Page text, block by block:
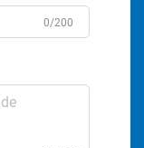
0/200